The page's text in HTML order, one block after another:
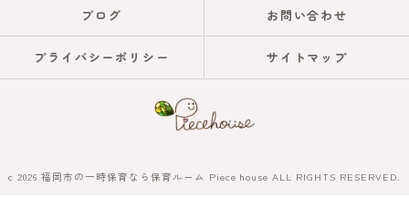
ブログ お問い合わせ
プライバシーポリシー サイトマップ
c 2026 福岡市の一時保育なら保育ルーム Piece house ALL RIGHTS RESERVED.